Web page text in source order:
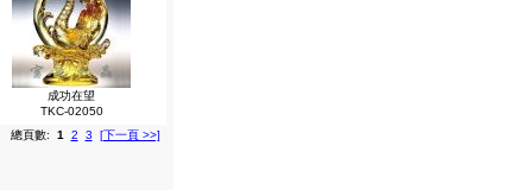
成功在望
TKC-02050
總頁數: 1 2 3 [下一頁 >>]